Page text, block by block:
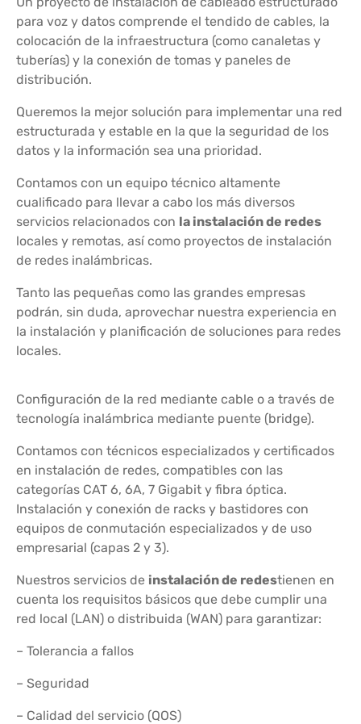
para voz y datos comprende el tendido de cables, la
colocación de la infraestructura (como canaletas y
tuberías) y la conexión de tomas y paneles de
distribución.
Queremos la mejor solución para implementar una red
estructurada y estable en la que la seguridad de los
datos y la información sea una prioridad.
Contamos con un equipo técnico altamente
cualificado para llevar a cabo los más diversos
servicios relacionados con la instalación de redes
locales y remotas, así como proyectos de instalación
de redes inalámbricas.
Tanto las pequeñas como las grandes empresas
podrán, sin duda, aprovechar nuestra experiencia en
la instalación y planificación de soluciones para redes
locales.
Configuración de la red mediante cable o a través de
tecnología inalámbrica mediante puente (bridge).
Contamos con técnicos especializados y certificados
en instalación de redes, compatibles con las
categorías CAT 6, 6A, 7 Gigabit y fibra óptica.
Instalación y conexión de racks y bastidores con
equipos de conmutación especializados y de uso
empresarial (capas 2 y 3).
Nuestros servicios de instalación de redestienen en
cuenta los requisitos básicos que debe cumplir una
red local (LAN) o distribuida (WAN) para garantizar:
– Tolerancia a fallos
– Seguridad
– Calidad del servicio (QOS)